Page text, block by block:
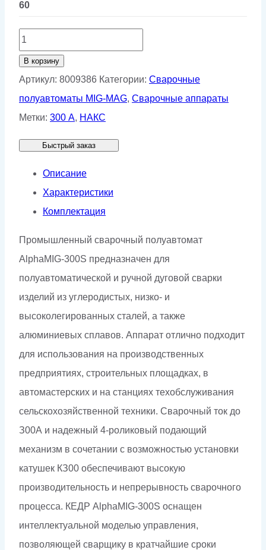
60
Количество
товара
Полуавтомат
КЕДР
AlphaMIG-
(30–
300А,
380В)
В корзину
Артикул: 8009386 Категории: Сварочные
полуавтоматы MIG-MAG, Сварочные аппараты
Метки: 300 А, НАКС
Быстрый заказ
Описание
Характеристики
Комплектация
Промышленный сварочный полуавтомат
AlphaMIG-300S предназначен для
полуавтоматической и ручной дуговой сварки
изделий из углеродистых, низко- и
высоколегированных сталей, а также
алюминиевых сплавов. Аппарат отлично подходит
для использования на производственных
предприятиях, строительных площадках, в
автомастерских и на станциях техобслуживания
сельскохозяйственной техники. Сварочный ток до
З00А и надежный 4-роликовый подающий
механизм в сочетании с возможностью установки
катушек КЗ00 обеспе­чивают высокую
производительность и непрерывность сварочного
процесса. КЕДР AlphaMIG-300S оснащен
интеллектуальной моделью управления,
позволяющей сварщику в кратчайшие сроки